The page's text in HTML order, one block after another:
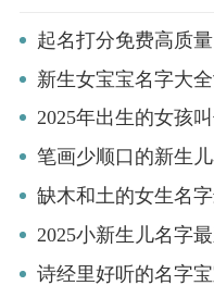
起名打分免费高质量
新生女宝宝名字大全
2025年出生的女孩叫什
笔画少顺口的新生儿
缺木和土的女生名字
2025小新生儿名字最
诗经里好听的名字